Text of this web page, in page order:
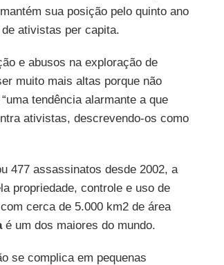
sua posição pelo quinto ano
ativistas per capita.
e abusos na exploração de
muito mais altas porque não
tendência alarmante a que
ativistas, descrevendo-os como
477 assassinatos desde 2002, a
propriedade, controle e uso de
cerca de 5.000 km2 de área
é um dos maiores do mundo.
se complica em pequenas